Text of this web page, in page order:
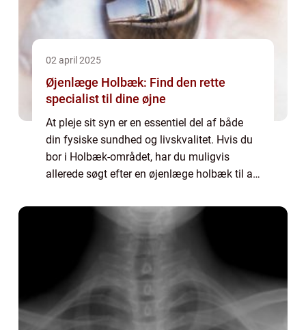
02 april 2025
Øjenlæge Holbæk: Find den rette
specialist til dine øjne
At pleje sit syn er en essentiel del af både
din fysiske sundhed og livskvalitet. Hvis du
bor i Holbæk-området, har du muligvis
allerede søgt efter en øjenlæge holbæk til at